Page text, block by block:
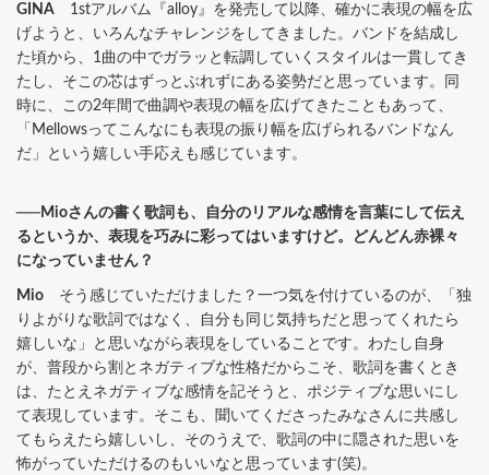
GINA 1stアルバム『alloy』を発売して以降、確かに表現の幅を広
げようと、いろんなチャレンジをしてきました。バンドを結成し
た頃から、1曲の中でガラッと転調していくスタイルは一貫してき
たし、そこの芯はずっとぶれずにある姿勢だと思っています。同
時に、この2年間で曲調や表現の幅を広げてきたこともあって、
「Mellowsってこんなにも表現の振り幅を広げられるバンドなん
だ」という嬉しい手応えも感じています。
──Mioさんの書く歌詞も、自分のリアルな感情を言葉にして伝え
るというか、表現を巧みに彩ってはいますけど。どんどん赤裸々
になっていません？
Mio そう感じていただけました？一つ気を付けているのが、「独
りよがりな歌詞ではなく、自分も同じ気持ちだと思ってくれたら
嬉しいな」と思いながら表現をしていることです。わたし自身
が、普段から割とネガティブな性格だからこそ、歌詞を書くとき
は、たとえネガティブな感情を記そうと、ポジティブな思いにし
て表現しています。そこも、聞いてくださったみなさんに共感し
てもらえたら嬉しいし、そのうえで、歌詞の中に隠された思いを
怖がっていただけるのもいいなと思っています(笑)。